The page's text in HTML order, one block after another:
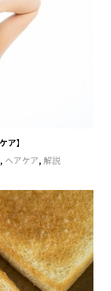
ア】
, ヘアケア, 解説